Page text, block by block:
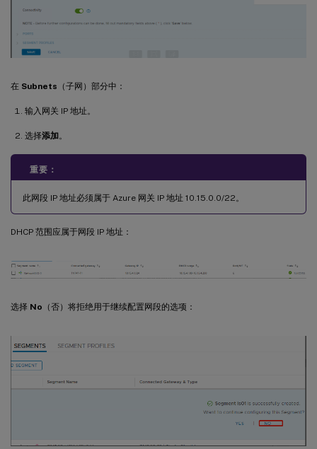
在 Subnets （子网）部分中：
输入网关 IP 地址。
选择添加。
重要：
此网段 IP 地址必须属于 Azure 网关 IP 地址 10.15.0.0/22。
DHCP 范围应属于网段 IP 地址：
选择 No （否）将拒绝用于继续配置网段的选项：